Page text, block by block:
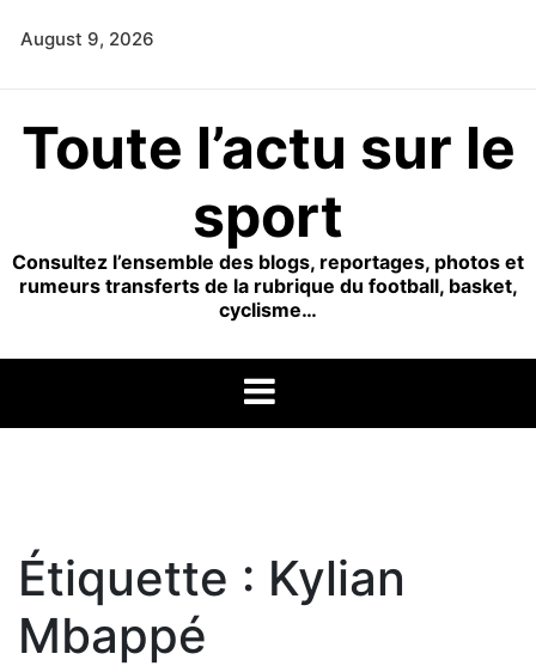
August 9, 2026
Toute l’actu sur le
sport
Consultez l’ensemble des blogs, reportages, photos et
rumeurs transferts de la rubrique du football, basket,
cyclisme…
Étiquette : Kylian
Mbappé